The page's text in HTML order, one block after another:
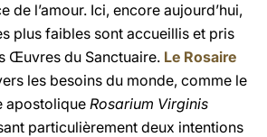
de l’amour. Ici, encore aujourd’hui,
plus faibles sont accueillis et pris
Œuvres du Sanctuaire. Le Rosaire
les besoins du monde, comme le
apostoliqueRosarium Virginis
particulièrement deux intentions